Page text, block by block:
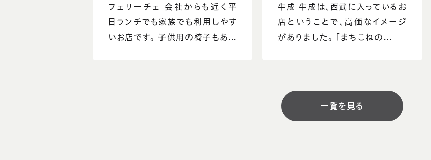
フェリーチェ 会社からも近く平
日ランチでも家族でも利用しやす
いお店です。 子供用の椅子もあ...
牛成 牛成は、西武に入っているお
店ということで、高価なイメージ
がありました。 「まちこねの...
一覧を見る